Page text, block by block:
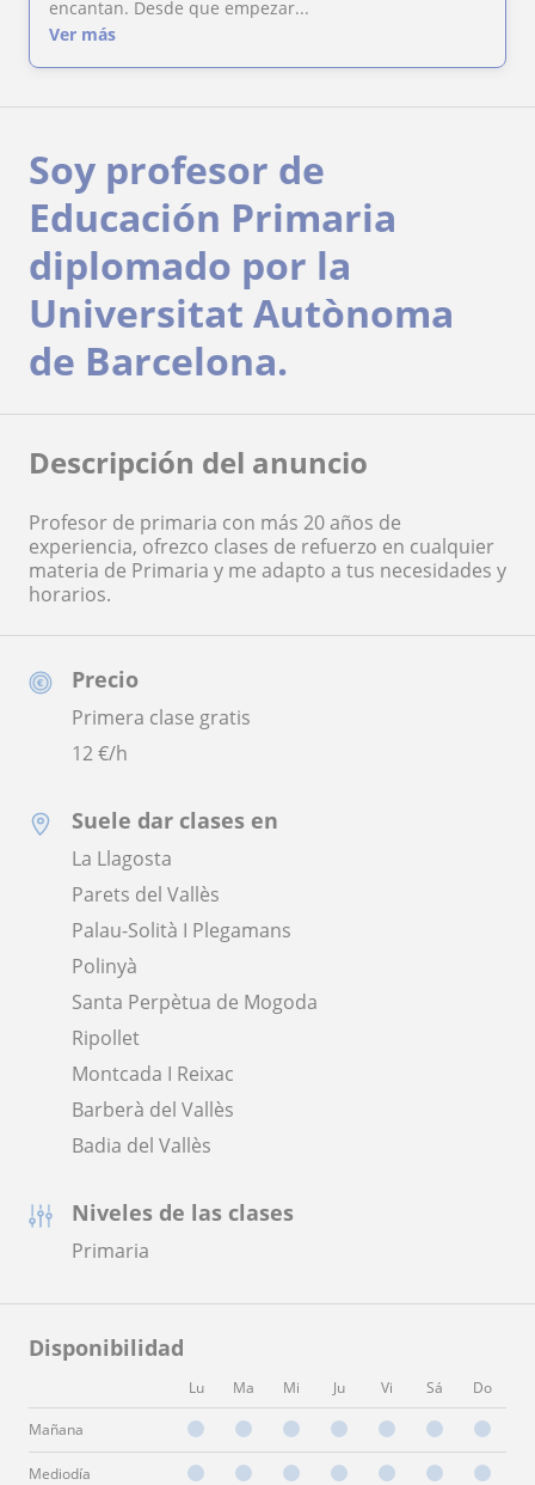
encantan. Desde que empezar...
Ver más
Precio
Primera clase gratis
12€/h
Suele dar clases en
La Llagosta
Parets del Vallès
Palau-Solità I Plegamans
Polinyà
Santa Perpètua de Mogoda
Ripollet
Montcada I Reixac
Barberà del Vallès
Badia del Vallès
Niveles de las clases
Primaria
Disponibilidad
Lu Ma Mi Ju Vi Sá Do
Mañana
Mediodía
Soy profesor de
Educación Primaria
diplomado por la
Universitat Autònoma
de Barcelona.
Descripción del anuncio
Profesor de primaria con más 20 años de
experiencia, ofrezco clases de refuerzo en cualquier
materia de Primaria y me adapto a tus necesidades y
horarios.